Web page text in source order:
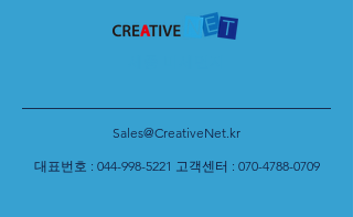
Sales@CreativeNet.kr
대표번호 : 044-998-5221 고객센터 : 070-4788-0709